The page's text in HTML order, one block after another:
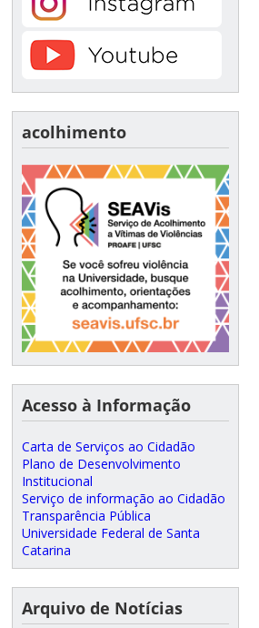
acolhimento
Acesso à Informação
Carta de Serviços ao Cidadão
Plano de Desenvolvimento
Institucional
Serviço de informação ao Cidadão
Transparência Pública
Universidade Federal de Santa
Catarina
Arquivo de Notícias